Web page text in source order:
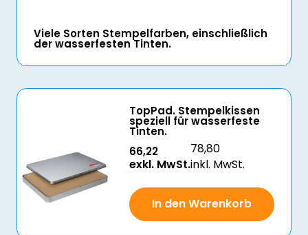
Viele Sorten Stempelfarben, einschließlich
der wasserfesten Tinten.
TopPad. Stempelkissen
speziell für wasserfeste
Tinten.
66,22
exkl. MwSt.
78,80
inkl. MwSt.
In den Warenkorb